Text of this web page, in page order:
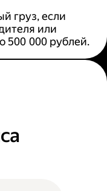
груз, если
или
500 000 рублей.